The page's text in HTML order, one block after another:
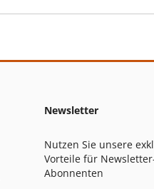
Newsletter
Nutzen Sie unsere
Vorteile für
Abonnenten